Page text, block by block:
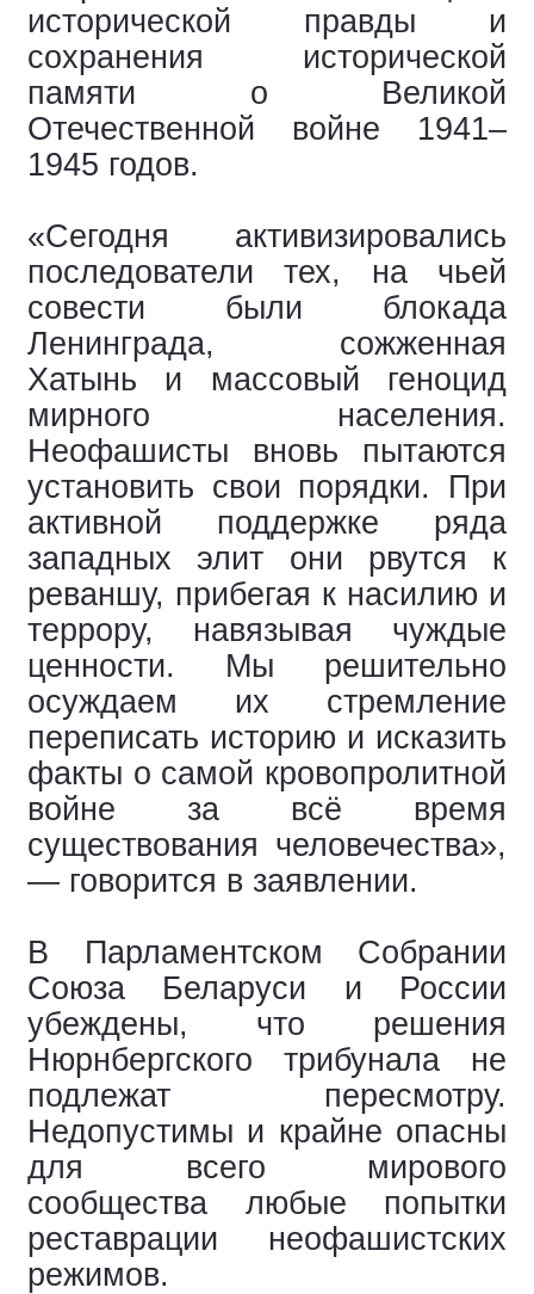
исторической правды и
сохранения исторической
памяти о Великой
Отечественной войне 1941–
1945 годов.
«Сегодня активизировались
последователи тех, на чьей
совести были блокада
Ленинграда, сожженная
Хатынь и массовый геноцид
мирного населения.
Неофашисты вновь пытаются
установить свои порядки. При
активной поддержке ряда
западных элит они рвутся к
реваншу, прибегая к насилию и
террору, навязывая чуждые
ценности. Мы решительно
осуждаем их стремление
переписать историю и исказить
факты о самой кровопролитной
войне за всё время
существования человечества»,
— говорится в заявлении.
В Парламентском Собрании
Союза Беларуси и России
убеждены, что решения
Нюрнбергского трибунала не
подлежат пересмотру.
Недопустимы и крайне опасны
для всего мирового
сообщества любые попытки
реставрации неофашистских
режимов.